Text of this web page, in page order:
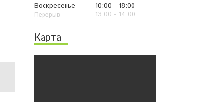
Воскресенье
10:00
18:00
13:00
14:00
Карта